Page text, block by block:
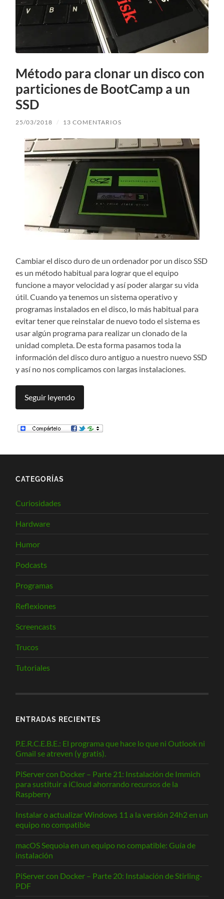
Método para clonar un disco con
particiones de BootCamp a un
SSD
25/03/2018 / 13 COMENTARIOS
Cambiar el disco duro de un ordenador por un disco SSD
es un método habitual para lograr que el equipo
funcione a mayor velocidad y así poder alargar su vida
útil. Cuando ya tenemos un sistema operativo y
programas instalados en el disco, lo más habitual para
evitar tener que reinstalar de nuevo todo el sistema es
usar algún programa para realizar un clonado de la
unidad completa. De esta forma pasamos toda la
información del disco duro antiguo a nuestro nuevo SSD
y así no nos complicamos con largas instalaciones.
Seguir leyendo
CATEGORÍAS
Curiosidades
Hardware
Humor
Podcasts
Programas
Reflexiones
Screencasts
Trucos
Tutoriales
ENTRADAS RECIENTES
P.E.R.C.E.B.E.: El programa que hace lo que ni Outlook ni
Gmail se atreven (y gratis).
PiServer con Docker – Parte 21: Instalación de Immich
para sustituir a iCloud ahorrando recursos de la
Raspberry
Instalar o actualizar Windows 11 a la versión 24h2 en un
equipo no compatible
macOS Sequoia en un equipo no compatible: Guía de
instalación
PiServer con Docker – Parte 20: Instalación de Stirling-
PDF